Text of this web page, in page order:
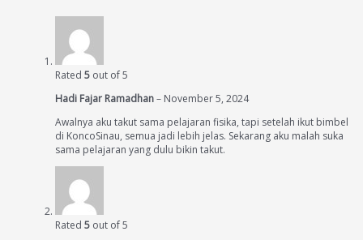
Rated 5 out of 5
Hadi Fajar Ramadhan– November 5, 2024
Awalnya aku takut sama pelajaran fisika, tapi setelah ikut bimbel
di KoncoSinau, semua jadi lebih jelas. Sekarang aku malah suka
sama pelajaran yang dulu bikin takut.
Rated 5 out of 5